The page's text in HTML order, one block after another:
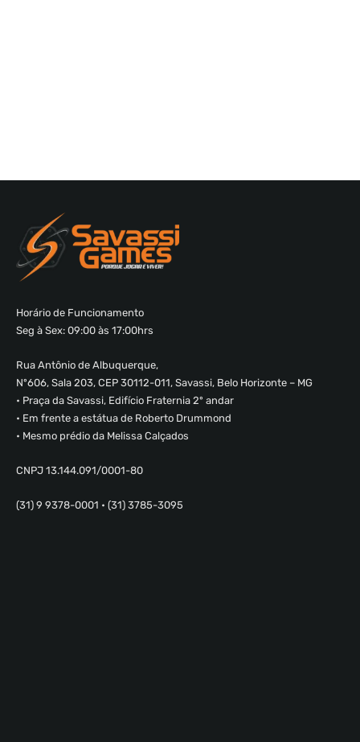
Horário de Funcionamento
Seg à Sex: 09:00 às 17:00hrs
Rua Antônio de Albuquerque,
Nº606, Sala 203, CEP 30112-011, Savassi, Belo Horizonte – MG
• Praça da Savassi, Edifício Fraternia 2º andar
• Em frente a estátua de Roberto Drummond
• Mesmo prédio da Melissa Calçados
CNPJ 13.144.091/0001-80
(31) 9 9378-0001 • (31) 3785-3095